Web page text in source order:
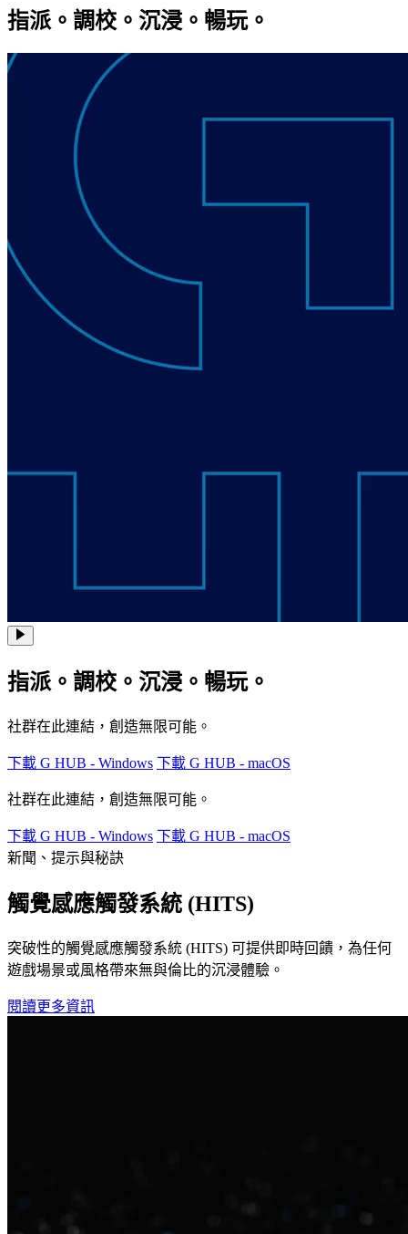
指派。調校。沉浸。暢玩。
指派。調校。沉浸。暢玩。
社群在此連結，創造無限可能。
下載 G HUB - Windows 下載 G HUB - macOS
社群在此連結，創造無限可能。
下載 G HUB - Windows 下載 G HUB - macOS
新聞、提示與秘訣
觸覺感應觸發系統 (HITS)
突破性的觸覺感應觸發系統 (HITS) 可提供即時回饋，為任何
遊戲場景或風格帶來無與倫比的沉浸體驗。
閱讀更多資訊